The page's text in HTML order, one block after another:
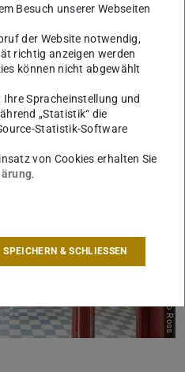
Sanierung in den Jahren
zurückgebaut
freigelegt und erhalten
nun wieder in seiner
Bild: Thilo Ross
Besuch unserer Webseiten
der Website notwendig,
richtig anzeigen werden
können nicht abgewählt
Spracheinstellung und
„Statistik“ die
Statistik-Software
von Cookies erhalten Sie
.
SPEICHERN & SCHLIESSEN